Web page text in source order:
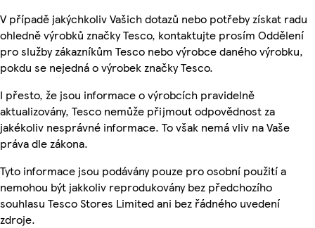
V případě jakýchkoliv Vašich dotazů nebo potřeby získat radu
ohledně výrobků značky Tesco, kontaktujte prosím Oddělení
pro služby zákazníkům Tesco nebo výrobce daného výrobku,
pokdu se nejedná o výrobek značky Tesco.
I přesto, že jsou informace o výrobcích pravidelně
aktualizovány, Tesco nemůže přijmout odpovědnost za
jakékoliv nesprávné informace. To však nemá vliv na Vaše
práva dle zákona.
Tyto informace jsou podávány pouze pro osobní použití a
nemohou být jakkoliv reprodukovány bez předchozího
souhlasu Tesco Stores Limited ani bez řádného uvedení
zdroje.